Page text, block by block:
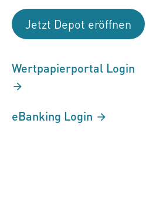
Jetzt Depot eröffnen
Wertpapierportal Login
eBanking Login